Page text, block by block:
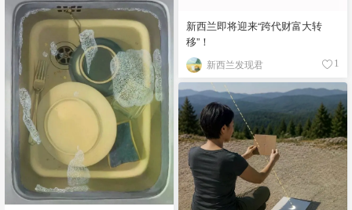
新西兰即将迎来“跨代财富大转
移”！
新西兰发现君 1